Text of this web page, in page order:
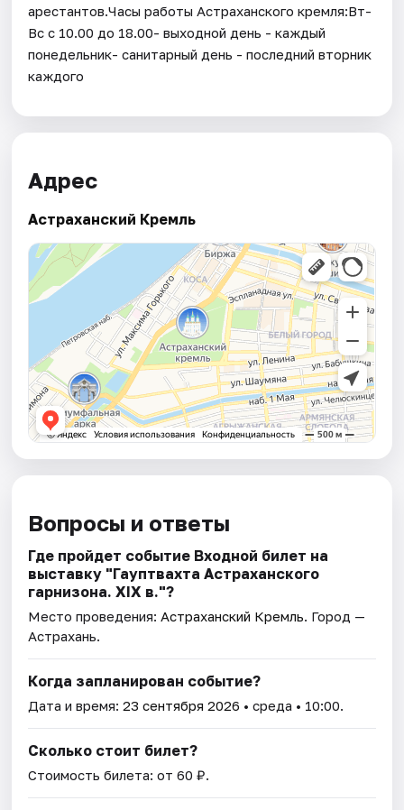
арестантов.Часы работы Астраханского кремля:Вт-
Вс с 10.00 до 18.00- выходной день - каждый
понедельник- санитарный день - последний вторник
каждого
Адрес
Астраханский Кремль
Вопросы и ответы
Где пройдет событие Входной билет на
выставку "Гауптвахта Астраханского
гарнизона. XIX в."?
Место проведения:Астраханский Кремль. Город —
Астрахань.
Когда запланирован событие?
Дата и время:23 сентября 2026 • среда • 10:00.
Сколько стоит билет?
Стоимость билета: от 60 ₽.